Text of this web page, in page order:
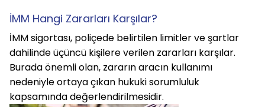
İMM Hangi Zararları Karşılar?
İMM sigortası, poliçede belirtilen limitler ve şartlar
dahilinde üçüncü kişilere verilen zararları karşılar.
Burada önemli olan, zararın aracın kullanımı
nedeniyle ortaya çıkan hukuki sorumluluk
kapsamında değerlendirilmesidir.